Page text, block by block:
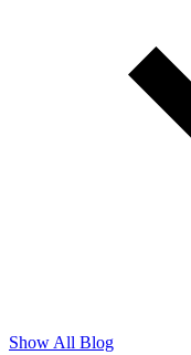
Show All Blog